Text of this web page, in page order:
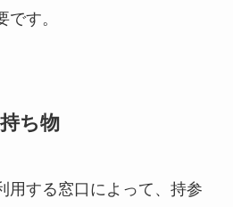
す。
ち物
用する窓口によって、持参